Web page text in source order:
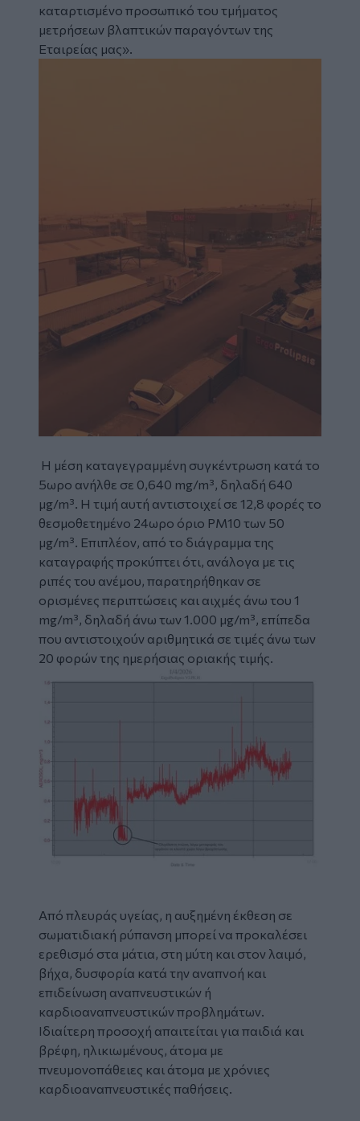
καταρτισμένο προσωπικό του τμήματος
μετρήσεων βλαπτικών παραγόντων της
Εταιρείας μας».
Η μέση καταγεγραμμένη συγκέντρωση κατά το
5ωρο ανήλθε σε 0,640 mg/m³, δηλαδή 640
μg/m³. Η τιμή αυτή αντιστοιχεί σε 12,8 φορές το
θεσμοθετημένο 24ωρο όριο PM10 των 50
μg/m³. Επιπλέον, από το διάγραμμα της
καταγραφής προκύπτει ότι, ανάλογα με τις
ριπές του ανέμου, παρατηρήθηκαν σε
ορισμένες περιπτώσεις και αιχμές άνω του 1
mg/m³, δηλαδή άνω των 1.000 μg/m³, επίπεδα
που αντιστοιχούν αριθμητικά σε τιμές άνω των
20 φορών της ημερήσιας οριακής τιμής.
Από πλευράς υγείας, η αυξημένη έκθεση σε
σωματιδιακή ρύπανση μπορεί να προκαλέσει
ερεθισμό στα μάτια, στη μύτη και στον λαιμό,
βήχα, δυσφορία κατά την αναπνοή και
επιδείνωση αναπνευστικών ή
καρδιοαναπνευστικών προβλημάτων.
Ιδιαίτερη προσοχή απαιτείται για παιδιά και
βρέφη, ηλικιωμένους, άτομα με
πνευμονοπάθειες και άτομα με χρόνιες
καρδιοαναπνευστικές παθήσεις.